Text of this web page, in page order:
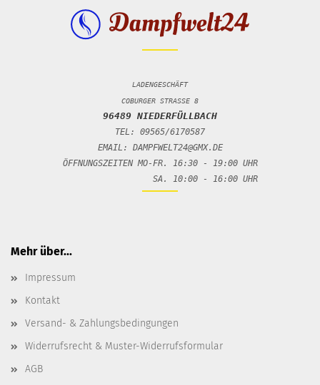
LADENGESCHÄFT
COBURGER STRASSE 8
96489 NIEDERFÜLLBACH
TEL: 09565/6170587
EMAIL: DAMPFWELT24@GMX.DE
ÖFFNUNGSZEITEN MO-FR. 16:30 - 19:00 UHR
SA. 10:00 - 16:00 UHR
Mehr über...
Impressum
Kontakt
Versand- & Zahlungsbedingungen
Widerrufsrecht & Muster-Widerrufsformular
AGB